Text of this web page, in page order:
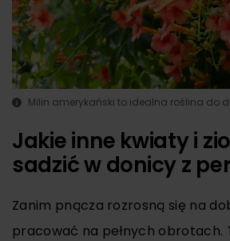
Milin amerykański to idealna roślina do
Jakie inne kwiaty i
sadzić w donicy z
Zanim pnącza rozrosną się na
pracować na pełnych obrotach.